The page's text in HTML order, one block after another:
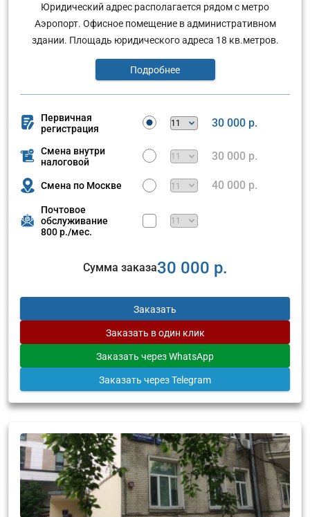
Юридический адрес располагается рядом с метро
Аэропорт. Офисное помещение в административном
здании. Площадь юридического адреса 18 кв.метров.
Подробнее
Первичная
регистрация
30 000 р.
Смена внутри
налоговой
30 000 р.
Смена по Москве 40 000 р.
Почтовое
обслуживание
800 р./мес.
Сумма заказа30 000 р.
Заказать
Заказать в один клик
Заказать через WhatsApp
Заказать через Telegram